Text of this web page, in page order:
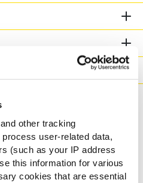
other tracking
user-related data,
(such as your IP address
this information for various
cookies that are essential
recepty